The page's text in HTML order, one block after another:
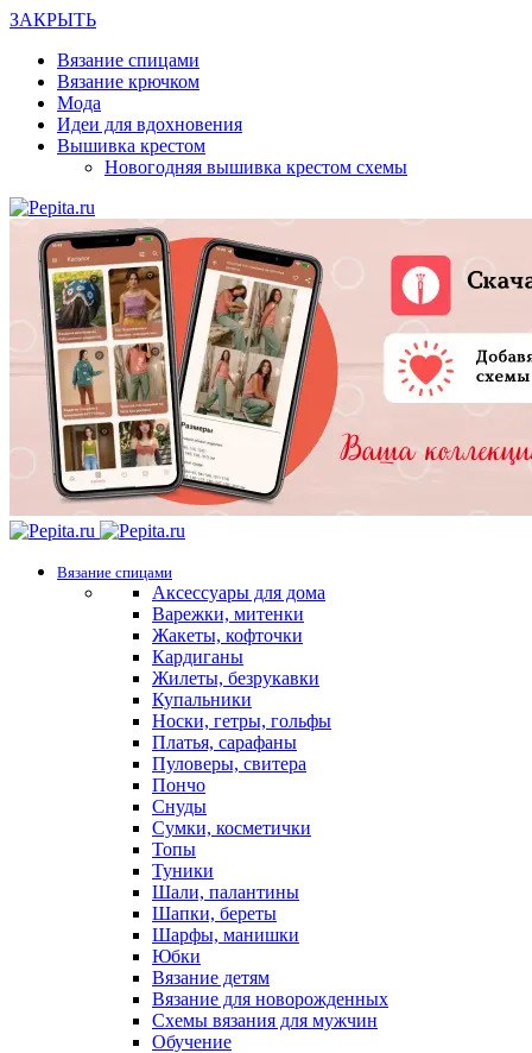
ЗАКРЫТЬ
Вязание спицами
Вязание крючком
Мода
Идеи для вдохновения
Вышивка крестом
Новогодняя вышивка крестом схемы
Вязание спицами
Аксессуары для дома
Варежки, митенки
Жакеты, кофточки
Кардиганы
Жилеты, безрукавки
Купальники
Носки, гетры, гольфы
Платья, сарафаны
Пуловеры, свитера
Пончо
Снуды
Сумки, косметички
Топы
Туники
Шали, палантины
Шапки, береты
Шарфы, манишки
Юбки
Вязание детям
Вязание для новорожденных
Схемы вязания для мужчин
Обучение